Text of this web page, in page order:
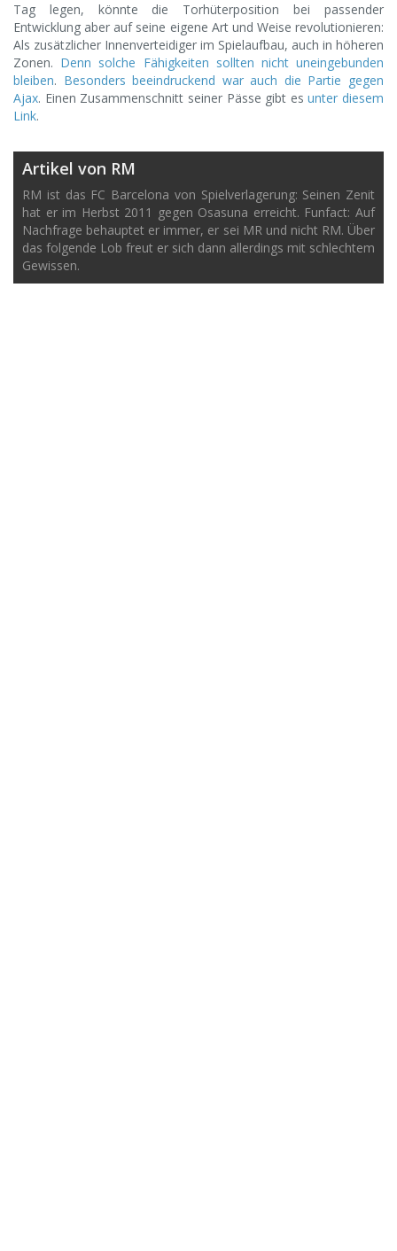
Tag legen, könnte die Torhüterposition bei passender
Entwicklung aber auf seine eigene Art und Weise revolutionieren:
Als zusätzlicher Innenverteidiger im Spielaufbau, auch in höheren
Zonen. Denn solche Fähigkeiten sollten nicht uneingebunden
bleiben. Besonders beeindruckend war auch die Partie gegen
Ajax. Einen Zusammenschnitt seiner Pässe gibt esunter diesem
Link.
Artikel von RM
RM ist das FC Barcelona von Spielverlagerung: Seinen Zenit
hat er im Herbst 2011 gegen Osasuna erreicht. Funfact: Auf
Nachfrage behauptet er immer, er sei MR und nicht RM. Über
das folgende Lob freut er sich dann allerdings mit schlechtem
Gewissen.